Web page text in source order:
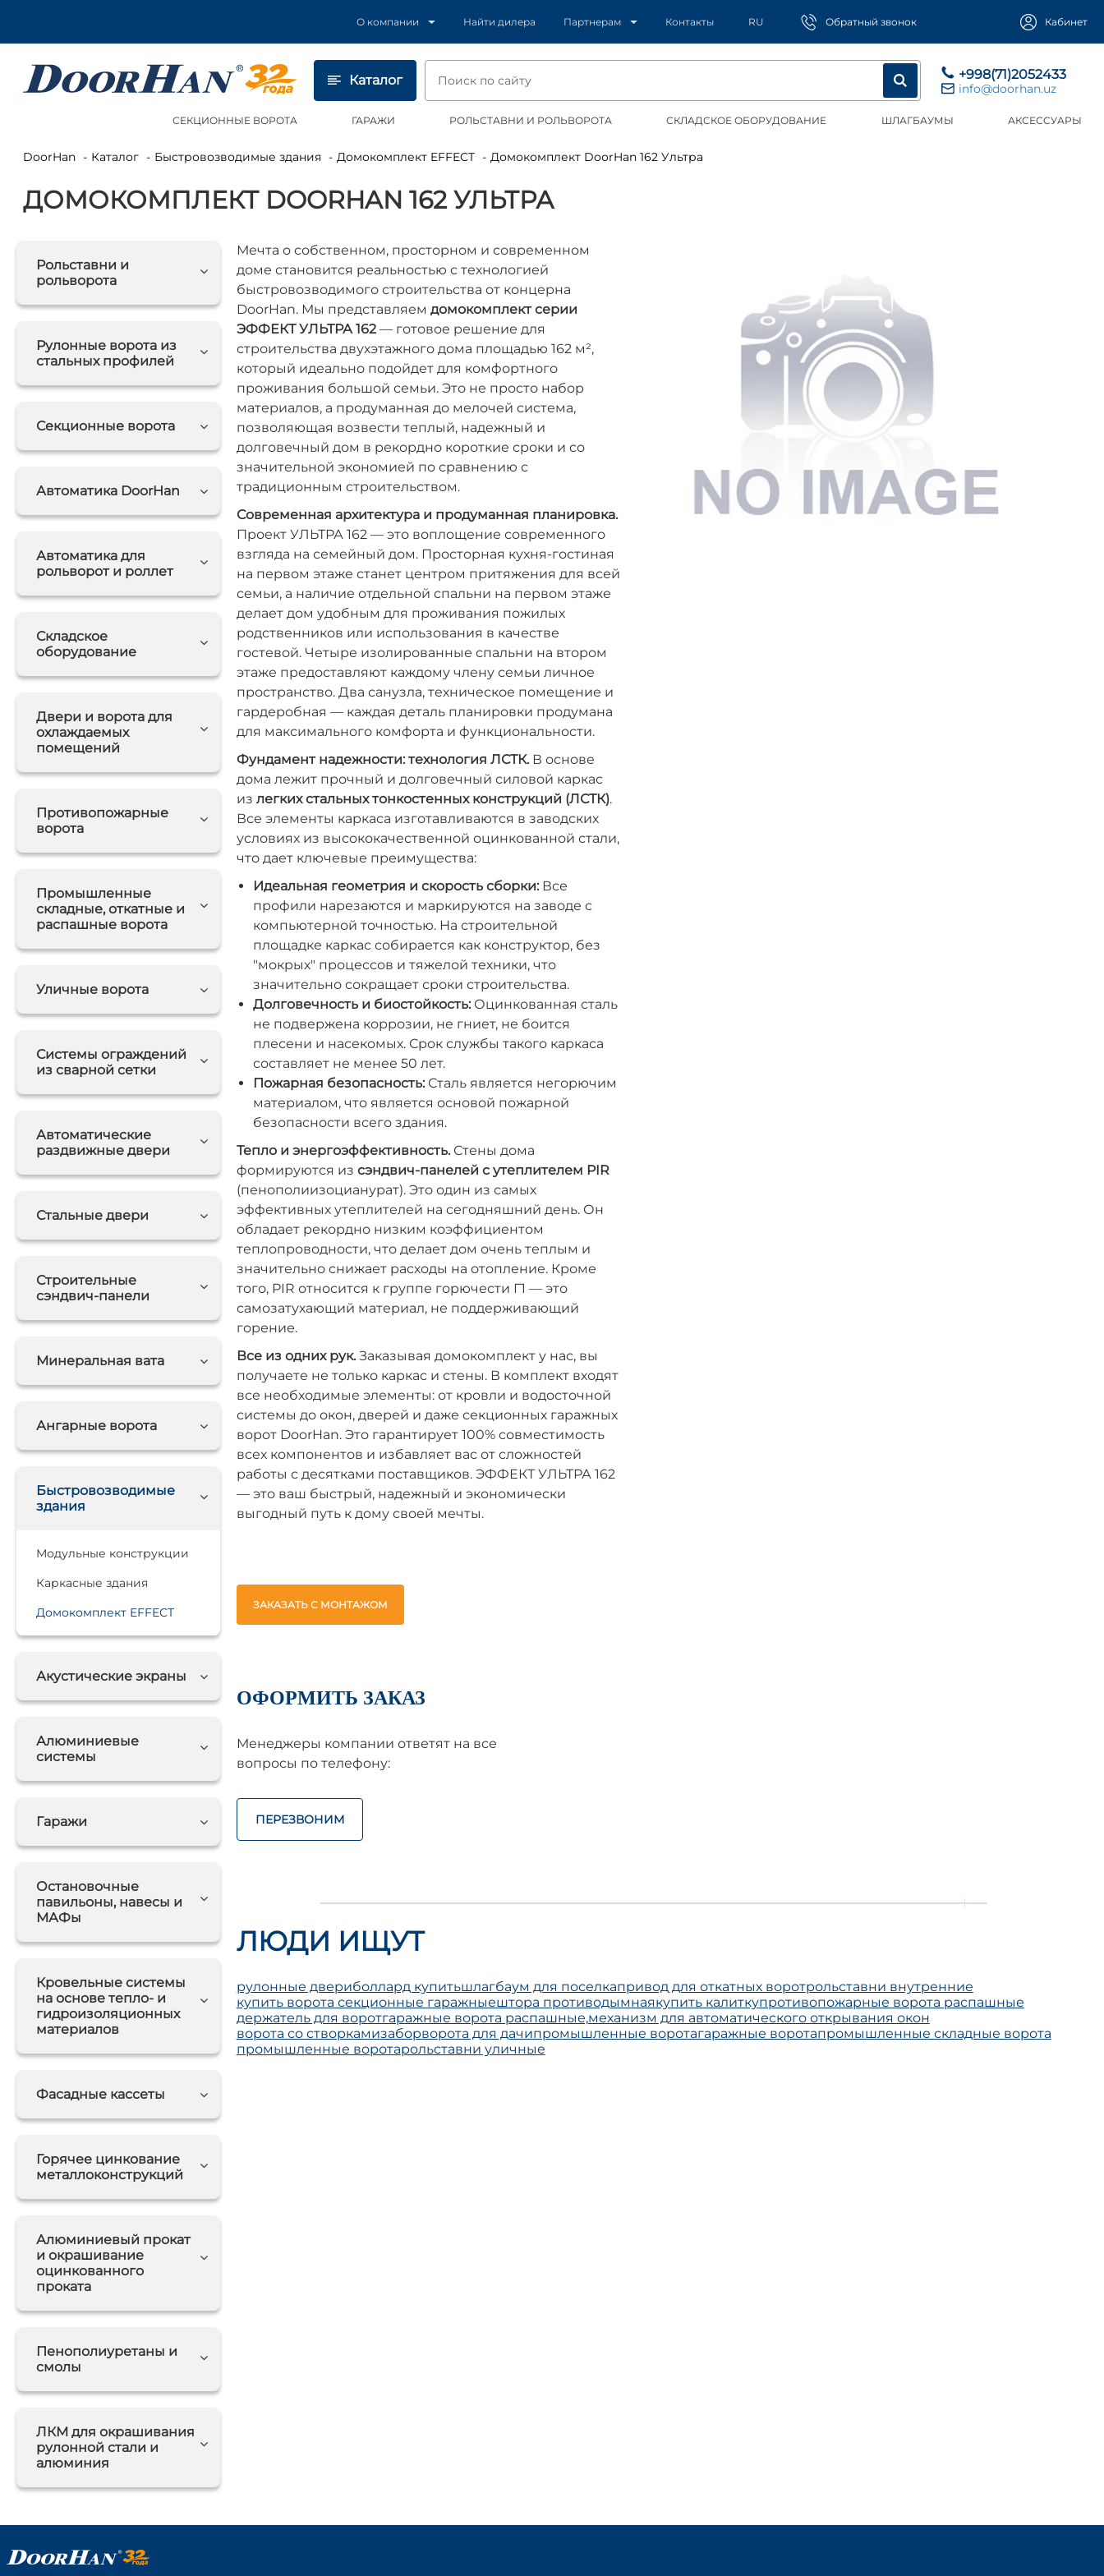
О компании Найти дилера Партнерам Контакты RU Обратный звонок Кабинет
Каталог +998(71)2052433
info@doorhan.uz
СЕКЦИОННЫЕ ВОРОТА ГАРАЖИ РОЛЬСТАВНИ И РОЛЬВОРОТА СКЛАДСКОЕ ОБОРУДОВАНИЕ ШЛАГБАУМЫ АКСЕССУАРЫ
DoorHan Каталог Быстровозводимые здания Домокомплект EFFECT Домокомплект DoorHan 162 Ультра
ДОМОКОМПЛЕКТ DOORHAN 162 УЛЬТРА
Рольставни и
рольворота
Рулонные ворота из
стальных профилей
Секционные ворота
Автоматика DoorHan
Автоматика для
рольворот и роллет
Складское
оборудование
Двери и ворота для
охлаждаемых
помещений
Противопожарные
ворота
Промышленные
складные, откатные и
распашные ворота
Уличные ворота
Системы ограждений
из сварной сетки
Автоматические
раздвижные двери
Стальные двери
Строительные
сэндвич-панели
Минеральная вата
Ангарные ворота
Быстровозводимые
здания
Модульные конструкции
Каркасные здания
Домокомплект EFFECT
Акустические экраны
Алюминиевые
системы
Гаражи
Остановочные
павильоны, навесы и
МАФы
Кровельные системы
на основе тепло- и
гидроизоляционных
материалов
Фасадные кассеты
Горячее цинкование
металлоконструкций
Алюминиевый прокат
и окрашивание
оцинкованного
проката
Пенополиуретаны и
смолы
ЛКМ для окрашивания
рулонной стали и
алюминия
Мечта о собственном, просторном и современном
доме становится реальностью с технологией
быстровозводимого строительства от концерна
DoorHan. Мы представляем домокомплект серии
ЭФФЕКТ УЛЬТРА 162— готовое решение для
строительства двухэтажного дома площадью 162 м²,
который идеально подойдет для комфортного
проживания большой семьи. Это не просто набор
материалов, а продуманная до мелочей система,
позволяющая возвести теплый, надежный и
долговечный дом в рекордно короткие сроки и со
значительной экономией по сравнению с
традиционным строительством.
Современная архитектура и продуманная планировка.
Проект УЛЬТРА 162 — это воплощение современного
взгляда на семейный дом. Просторная кухня-гостиная
на первом этаже станет центром притяжения для всей
семьи, а наличие отдельной спальни на первом этаже
делает дом удобным для проживания пожилых
родственников или использования в качестве
гостевой. Четыре изолированные спальни на втором
этаже предоставляют каждому члену семьи личное
пространство. Два санузла, техническое помещение и
гардеробная — каждая деталь планировки продумана
для максимального комфорта и функциональности.
Фундамент надежности: технология ЛСТК.В основе
дома лежит прочный и долговечный силовой каркас
из легких стальных тонкостенных конструкций (ЛСТК).
Все элементы каркаса изготавливаются в заводских
условиях из высококачественной оцинкованной стали,
что дает ключевые преимущества:
Идеальная геометрия и скорость сборки:Все
профили нарезаются и маркируются на заводе с
компьютерной точностью. На строительной
площадке каркас собирается как конструктор, без
"мокрых" процессов и тяжелой техники, что
значительно сокращает сроки строительства.
Долговечность и биостойкость:Оцинкованная сталь
не подвержена коррозии, не гниет, не боится
плесени и насекомых. Срок службы такого каркаса
составляет не менее 50 лет.
Пожарная безопасность:Сталь является негорючим
материалом, что является основой пожарной
безопасности всего здания.
Тепло и энергоэффективность.Стены дома
формируются из сэндвич-панелей с утеплителем PIR
(пенополиизоцианурат). Это один из самых
эффективных утеплителей на сегодняшний день. Он
обладает рекордно низким коэффициентом
теплопроводности, что делает дом очень теплым и
значительно снижает расходы на отопление. Кроме
того, PIR относится к группе горючести Г1 — это
самозатухающий материал, не поддерживающий
горение.
Все из одних рук.Заказывая домокомплект у нас, вы
получаете не только каркас и стены. В комплект входят
все необходимые элементы: от кровли и водосточной
системы до окон, дверей и даже секционных гаражных
ворот DoorHan. Это гарантирует 100% совместимость
всех компонентов и избавляет вас от сложностей
работы с десятками поставщиков. ЭФФЕКТ УЛЬТРА 162
— это ваш быстрый, надежный и экономически
выгодный путь к дому своей мечты.
ЗАКАЗАТЬ С МОНТАЖОМ
ОФОРМИТЬ ЗАКАЗ
Менеджеры компании ответят на все
вопросы по телефону:
ПЕРЕЗВОНИМ
ЛЮДИ ИЩУТ
рулонные двериболлард купитьшлагбаум для поселкапривод для откатных воротрольставни внутренние
купить ворота секционные гаражныештора противодымнаякупить калиткупротивопожарные ворота распашные
держатель для воротгаражные ворота распашные,механизм для автоматического открывания окон
ворота со створкамизаборворота для дачипромышленные воротагаражные воротапромышленные складные ворота
промышленные воротарольставни уличные